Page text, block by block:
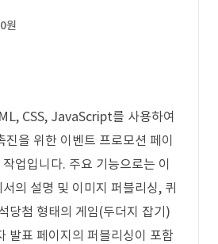
원
CSS, JavaScript를 사용하여
을 위한 이벤트 프로모션 페이
업입니다. 주요 기능으로는 이
의 설명 및 이미지 퍼블리싱, 퀴
당첨 형태의 게임(두더지 잡기)
발표 페이지의 퍼블리싱이 포함